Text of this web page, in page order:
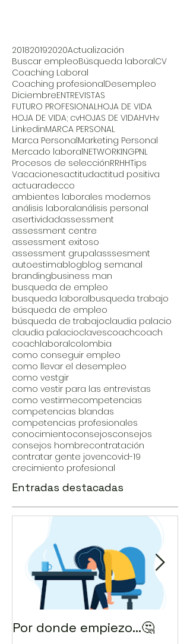
201820192020Actualización
Buscar empleoBúsqueda laboralCV
Coaching Laboral
Coaching profesionalDesempleo
DiciembreENTREVISTAS
FUTURO PROFESIONALHOJA DE VIDA
HOJA DE VIDA; cvHOJAS DE VIDAHVHv
LinkedinMARCA PERSONAL
Marca PersonalMarketing Personal
Mercado laboralNETWORKINGPNL
Procesos de selecciónRRHHTips
Vacacionesactitudactitud positiva
actuaradecco
ambientes laborales modernos
análisis laboralanálisis personal
asertividadassessment
assessment centre
assessment exitoso
assessment grupalasssesment
autoestimablogblog semanal
brandingbusiness man
busqueda de empleo
busqueda laboralbusqueda trabajo
búsqueda de empleo
búsqueda de trabajoclaudia palacio
claudia palacioclavescoachcoach
coachlaboralcolombia
como conseguir empleo
como llevar el desempleo
como vestgir
como vestir para las entrevistas
como vestirmecompetencias
competencias blandas
competencias profesionales
conocimientoconsejosconsejos
consejos hombrecontratación
contratar gente jovencovid-19
crecimiento profesional
Entradas destacadas
Por donde empiezo…🤔